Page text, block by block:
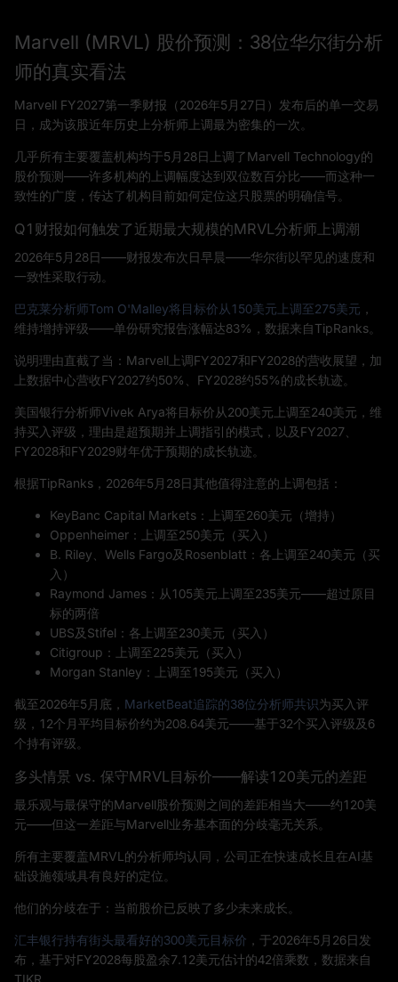
Marvell (MRVL) 股价预测：38位华尔街分析
师的真实看法
Marvell FY2027第一季财报（2026年5月27日）发布后的单一交易
日，成为该股近年历史上分析师上调最为密集的一次。
几乎所有主要覆盖机构均于5月28日上调了Marvell Technology的
股价预测——许多机构的上调幅度达到双位数百分比——而这种一
致性的广度，传达了机构目前如何定位这只股票的明确信号。
Q1财报如何触发了近期最大规模的MRVL分析师上调潮
2026年5月28日——财报发布次日早晨——华尔街以罕见的速度和
一致性采取行动。
巴克莱分析师Tom O'Malley将目标价从150美元上调至275美元 ，
维持增持评级——单份研究报告涨幅达83%，数据来自TipRanks。
说明理由直截了当：Marvell上调FY2027和FY2028的营收展望，加
上数据中心营收FY2027约50%、FY2028约55%的成长轨迹。
美国银行分析师Vivek Arya将目标价从200美元上调至240美元，维
持买入评级，理由是超预期并上调指引的模式，以及FY2027、
FY2028和FY2029财年优于预期的成长轨迹。
根据TipRanks，2026年5月28日其他值得注意的上调包括：
KeyBanc Capital Markets：上调至260美元（增持）
Oppenheimer：上调至250美元（买入）
B. Riley、Wells Fargo及Rosenblatt：各上调至240美元（买
入）
Raymond James：从105美元上调至235美元——超过原目
标的两倍
UBS及Stifel：各上调至230美元（买入）
Citigroup：上调至225美元（买入）
Morgan Stanley：上调至195美元（买入）
截至2026年5月底， MarketBeat追踪的38位分析师共识为买入评
级，12个月平均目标价约为208.64美元——基于32个买入评级及6
个持有评级。
多头情景 vs. 保守MRVL目标价——解读120美元的差距
最乐观与最保守的Marvell股价预测之间的差距相当大——约120美
元——但这一差距与Marvell业务基本面的分歧毫无关系。
所有主要覆盖MRVL的分析师均认同，公司正在快速成长且在AI基
础设施领域具有良好的定位。
他们的分歧在于：当前股价已反映了多少未来成长。
汇丰银行持有街头最看好的300美元目标价 ，于2026年5月26日发
布，基于对FY2028每股盈余7.12美元估计的42倍乘数，数据来自